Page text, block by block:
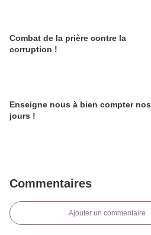
Combat de la prière contre la
corruption !
Enseigne nous à bien compter nos
jours !
Commentaires
Ajouter un commentaire